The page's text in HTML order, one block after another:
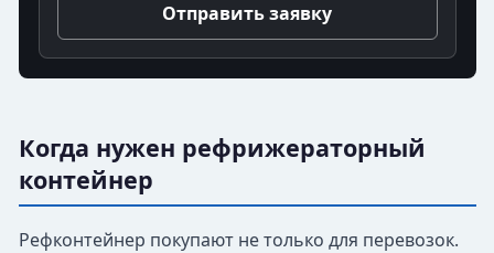
Отправить заявку
Когда нужен рефрижераторный
контейнер
Рефконтейнер покупают не только для перевозок.